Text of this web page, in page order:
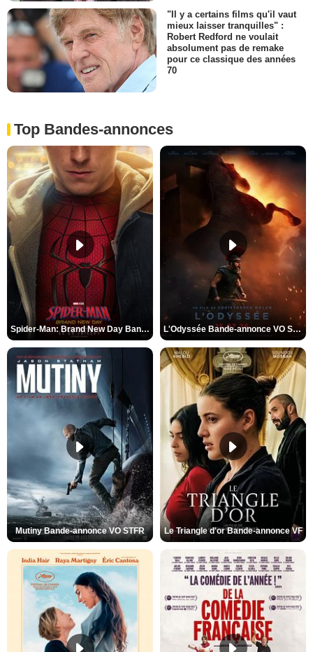
"Il y a certains films qu'il vaut
mieux laisser tranquilles" :
Robert Redford ne voulait
absolument pas de remake
pour ce classique des années
70
Top Bandes-annonces
Spider-Man: Brand New Day Bande-annonce VO STFR L'Odyssée Bande-annonce VO STFR
Mutiny Bande-annonce VO STFR Le Triangle d'or Bande-annonce VF